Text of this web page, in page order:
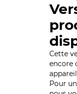
Cette
encore
Pour